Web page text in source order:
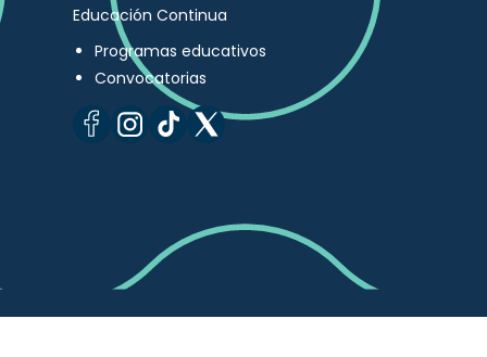
Educación Continua
Programas educativos
Convocatorias